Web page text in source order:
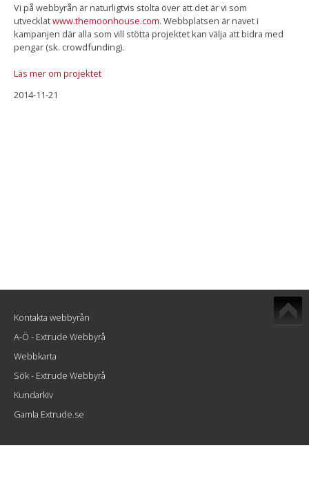
Vi på webbyrån är naturligtvis stolta över att det är vi som
utvecklatwww.themoonhouse.com. Webbplatsen är navet i
kampanjen där alla som vill stötta projektet kan välja att bidra med
pengar (sk. crowdfunding).
Läs mer om projektet
2014-11-21
Kontakta webbyrån
A-Ö - Extrude Webbyrå
Webbkarta
Sök - Extrude Webbyrå
Kundarkiv
Gamla Extrude.se